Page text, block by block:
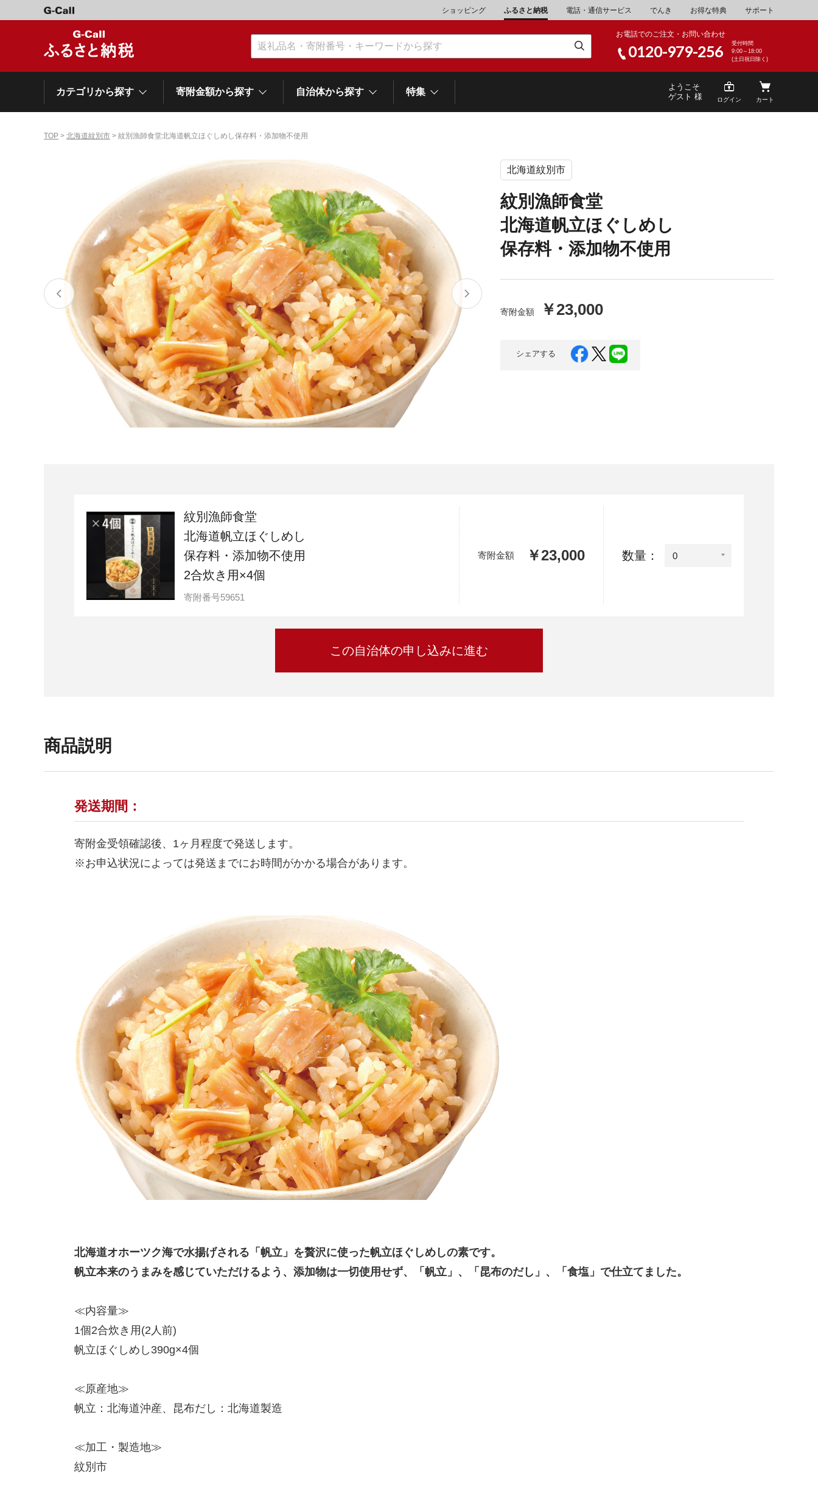
ショッピング ふるさと納税 電話・通信サービス でんき お得な特典 サポート
お電話でのご注文・お問い合わせ
0120-979-256
受付時間
9:00～18:00
(土日祝日除く)
カテゴリから探す
肉類（牛） 肉類（鶏・豚・他）
くだもの スイーツ
ドリンク 他食品 旅行券・食事券 家電・AV機器
寝具 スポーツ・アウトドア 雑貨・日用品
家具 時計 ファッション
定期便
寄附金額から探す
～\10,000 \10,001～20,000
\40,001～50,000 \50,001～100,000 \100,001～200,000 \200,001～500,000
\500,001～1,000,000 \1,000,001～5,000,000 \5,000,001～10,000,000 \10,000,001～
自治体から探す
北海道
池田町
石狩市
白老町
白糠町
弟子屈町
登別市
平取町
広尾町
紋別市
別海町 利尻富士町
岩手県 雫石町
宮城県 気仙沼市
山形県 東根市 南陽市 三川町
茨城県 下妻市
栃木県 大田原市 鹿沼市
千葉県 九十九里町
新潟県 南魚沼市
富山県 魚津市 氷見市
山梨県
市川三郷町
富士河口湖町
静岡県
熱海市 伊豆市
沼津市
袋井市 三島市
愛知県
大府市 春日井市 名古屋市
岐阜県 関市 山県市
三重県 多気町 南伊勢町
石川県 津幡町
福井県 越前町
宍粟市
湯浅町
岡山県 笠岡市
島根県 海士町
高知県 芸西村
福岡県 大川市
恩納村
特集
ようこそ
ゲスト 様
ログイン カート
TOP > 北海道紋別市 > 紋別漁師食堂北海道帆立ほぐしめし保存料・添加物不使用
北海道紋別市
紋別漁師食堂
北海道帆立ほぐしめし
保存料・添加物不使用
寄附金額 ￥23,000
シェアする
紋別漁師食堂
北海道帆立ほぐしめし
保存料・添加物不使用
2合炊き用×4個
寄附番号59651
寄附金額 ￥23,000 数量：
商品説明
発送期間：
寄附金受領確認後、1ヶ月程度で発送します。
※お申込状況によっては発送までにお時間がかかる場合があります。
北海道オホーツク海で水揚げされる「帆立」を贅沢に使った帆立ほぐしめしの素です。
帆立本来のうまみを感じていただけるよう、添加物は一切使用せず、「帆立」、「昆布のだし」、「食塩」で仕立てました。
≪内容量≫
1個2合炊き用(2人前)
帆立ほぐしめし390g×4個
≪原産地≫
帆立：北海道沖産、昆布だし：北海道製造
≪加工・製造地≫
紋別市